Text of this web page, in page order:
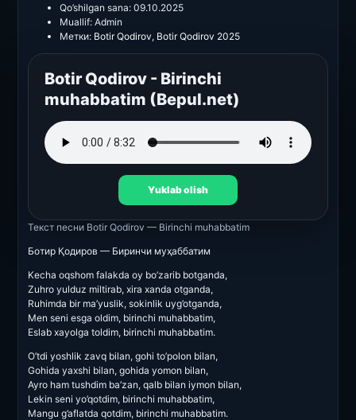
Qo’shilgan sana: 09.10.2025
Muallif: Admin
Метки: Botir Qodirov, Botir Qodirov 2025
Botir Qodirov - Birinchi
muhabbatim (Bepul.net)
Yuklab olish
Текст песни Botir Qodirov — Birinchi muhabbatim
Ботир Қодиров — Биринчи муҳаббатим
Kecha oqshom falakda oy bo’zarib botganda,
Zuhro yulduz miltirab, xira xanda otganda,
Ruhimda bir ma’yuslik, sokinlik uyg’otganda,
Men seni esga oldim, birinchi muhabbatim,
Eslab xayolga toldim, birinchi muhabbatim.
O’tdi yoshlik zavq bilan, gohi to’polon bilan,
Gohida yaxshi bilan, gohida yomon bilan,
Ayro ham tushdim ba’zan, qalb bilan iymon bilan,
Lekin seni yo’qotdim, birinchi muhabbatim,
Mangu g’aflatda qotdim, birinchi muhabbatim.